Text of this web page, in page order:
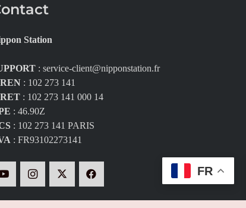
Station
: service-client@nipponstation.fr
: 102 273 141
: 102 273 141 000 14
: 46.90Z
: 102 273 141 PARIS
: FR93102273141
FR